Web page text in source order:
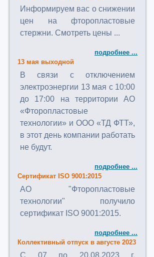
Информируем вас о снижении
цен на фторопластовые
стержни. Смотреть цены ...
подробнее ...
13 мая выходной
В связи с отключением
электроэнергии 13 мая с 10:00
до 17:00 на территории АО
«Фторопластовые
технологии» и ООО «ТД ФТТ»,
в этот день компании работать
не будут.
подробнее ...
Сертификат ISO 9001:2015
АО "Фторопластовые
технологии" получило
сертификат ISO 9001:2015.
подробнее ...
Коллективный отпуск в августе 2023
C 07 по 20.08.2023 г.